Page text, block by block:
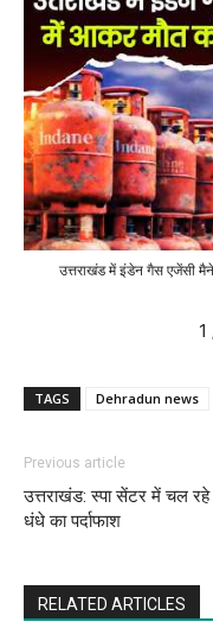
उत्तराखंड में इंडेन गैस एजेंसी
1
TAGS Dehradun news
Previous article
उत्तराखंड: स्पा सेंटर में चल
धंधे का पर्दाफाश
RELATED ARTICLES